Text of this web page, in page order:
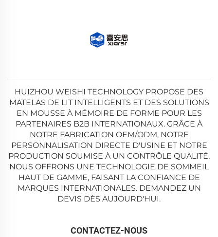
HUIZHOU WEISHI TECHNOLOGY PROPOSE DES
MATELAS DE LIT INTELLIGENTS ET DES SOLUTIONS
EN MOUSSE À MÉMOIRE DE FORME POUR LES
PARTENAIRES B2B INTERNATIONAUX. GRÂCE À
NOTRE FABRICATION OEM/ODM, NOTRE
PERSONNALISATION DIRECTE D'USINE ET NOTRE
PRODUCTION SOUMISE À UN CONTRÔLE QUALITÉ,
NOUS OFFRONS UNE TECHNOLOGIE DE SOMMEIL
HAUT DE GAMME, FAISANT LA CONFIANCE DE
MARQUES INTERNATIONALES. DEMANDEZ UN
DEVIS DÈS AUJOURD'HUI.
CONTACTEZ-NOUS